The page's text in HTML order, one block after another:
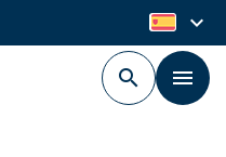
es
keyboard_arrow_down